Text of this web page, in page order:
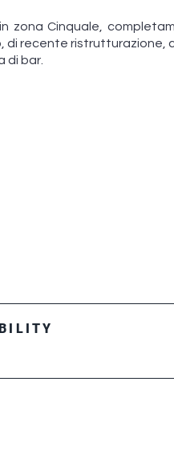
zona Cinquale,
di recente
di bar.